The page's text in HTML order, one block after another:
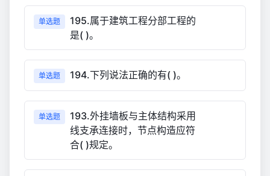
单选题
195.属于建筑工程分部工程的
是( )。
单选题 194.下列说法正确的有( )。
单选题
193.外挂墙板与主体结构采用
线支承连接时，节点构造应符
合( )规定。